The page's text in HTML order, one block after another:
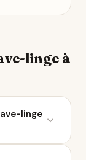
linge à
linge